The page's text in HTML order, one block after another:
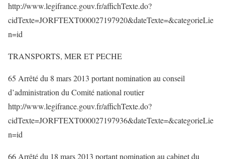
http://www.legifrance.gouv.fr/affichTexte.do?
cidTexte=JORFTEXT000027197920&dateTexte=&categorieLie
n=id
TRANSPORTS, MER ET PECHE
65 Arrêté du 8 mars 2013 portant nomination au conseil
d’administration du Comité national routier
http://www.legifrance.gouv.fr/affichTexte.do?
cidTexte=JORFTEXT000027197936&dateTexte=&categorieLie
n=id
66 Arrêté du 18 mars 2013 portant nomination au cabinet du